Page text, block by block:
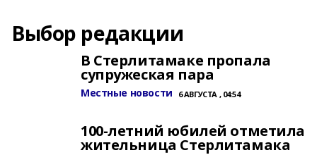
Выбор редакции
В Стерлитамаке пропала
супружеская пара
Местные новости 6 АВГУСТА , 04:54
100-летний юбилей отметила
жительница Стерлитамака